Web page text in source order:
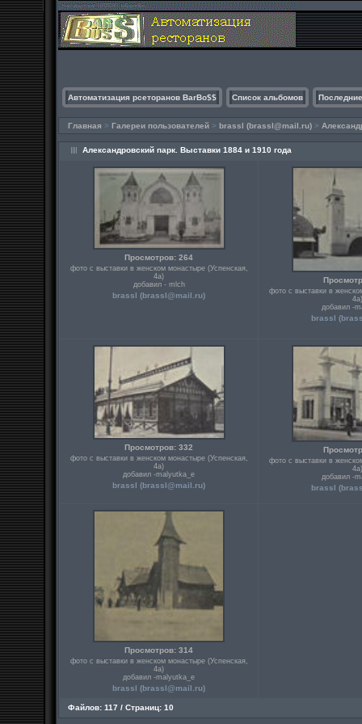
Автоматизация рсеторанов BarBo$$ Список альбомов
Главная > Галереи пользователей > brassl (brassl@mail.ru) >
Александровский парк. Выставки 1884 и 1910 года
Просмотров: 264
фото с выставки в женском монастыре (Успенская,
4а)
добавил - mlch
brassl (brassl@mail.ru)
фото с выставки в
4а)
добавил -
brassl (
Просмотров: 332
фото с выставки в женском монастыре (Успенская,
4а)
добавил -malyutka_e
brassl (brassl@mail.ru)
фото с выставки в
4а)
добавил -
brassl (
Просмотров: 314
фото с выставки в женском монастыре (Успенская,
4а)
добавил -malyutka_e
brassl (brassl@mail.ru)
Файлов: 117 / Страниц: 10